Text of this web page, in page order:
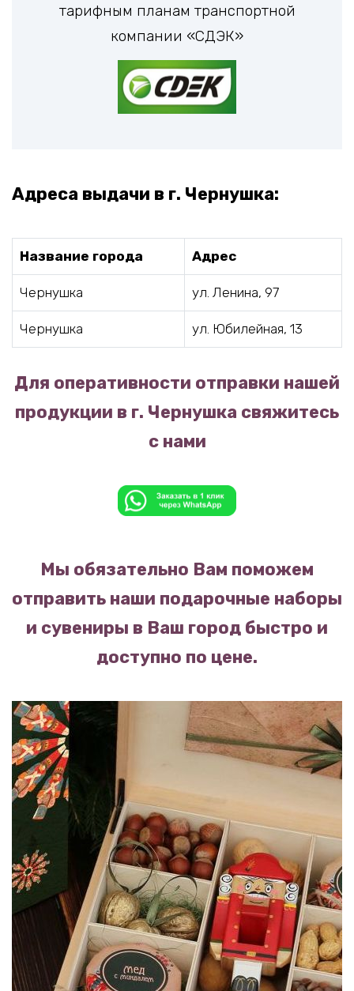
тарифным планам транспортной
компании «СДЭК»
Адреса выдачи в г. Чернушка:
Название города Адрес
Чернушка ул. Ленина, 97
Чернушка ул. Юбилейная, 13
Для оперативности отправки нашей
продукции в г. Чернушка свяжитесь
с нами
Мы обязательно Вам поможем
отправить наши подарочные наборы
и сувениры в Ваш город быстро и
доступно по цене.